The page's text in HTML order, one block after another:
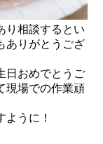
り相談するとい
ありがとうござ
日おめでとうご
現場での作業頑
うに！